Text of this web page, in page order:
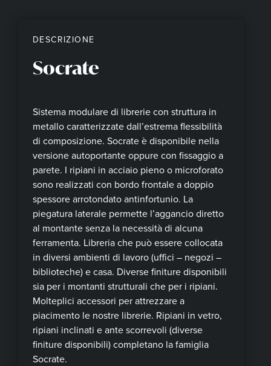
DESCRIZIONE
Socrate
Sistema modulare di librerie con struttura in
metallo caratterizzate dall’estrema flessibilità
di composizione. Socrate è disponibile nella
versione autoportante oppure con fissaggio a
parete. I ripiani in acciaio pieno o microforato
sono realizzati con bordo frontale a doppio
spessore arrotondato antinfortunio. La
piegatura laterale permette l’aggancio diretto
al montante senza la necessità di alcuna
ferramenta. Libreria che può essere collocata
in diversi ambienti di lavoro (uffici – negozi –
biblioteche) e casa. Diverse finiture disponibili
sia per i montanti strutturali che per i ripiani.
Molteplici accessori per attrezzare a
piacimento le nostre librerie. Ripiani in vetro,
ripiani inclinati e ante scorrevoli (diverse
finiture disponibili) completano la famiglia
Socrate.